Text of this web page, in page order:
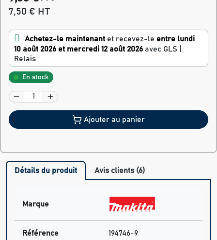
7,50 € HT
Achetez-le maintenant et recevez-le entre lundi
10 août 2026 et mercredi 12 août 2026 avec GLS |
Relais
En stock
Ajouter au panier
Détails du produit Avis clients (6)
Marque
Référence 194746-9